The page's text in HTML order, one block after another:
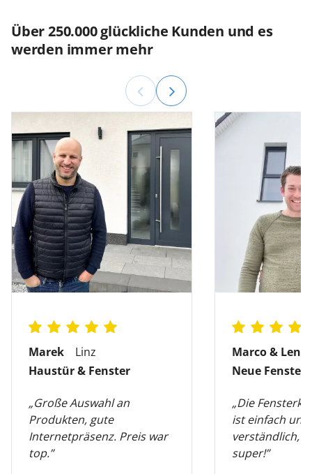
Über 250.000 glückliche Kunden und es
werden immer mehr
Marek
Linz
Haustür & Fenster
„Große Auswahl an
Produkten, gute
Internetpräsenz. Preis war
top.”
Marco & Lena
Neue Fenster
„Die
ist einfach und
verständlich,
super!”